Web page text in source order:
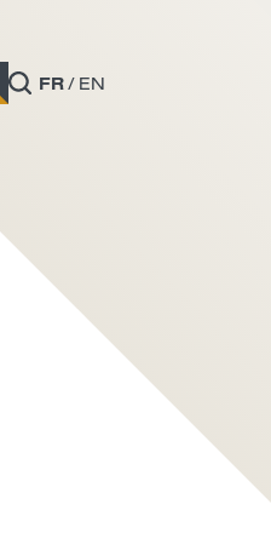
FR EN